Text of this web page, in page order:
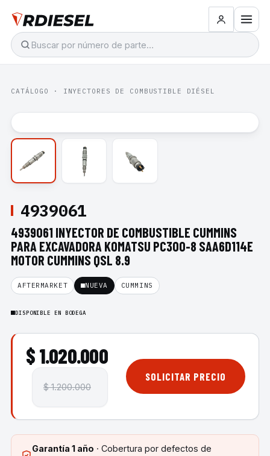
CATÁLOGO · INYECTORES DE COMBUSTIBLE DIÉSEL
4939061
4939061 INYECTOR DE COMBUSTIBLE CUMMINS
PARA EXCAVADORA KOMATSU PC300-8 SAA6D114E
MOTOR CUMMINS QSL 8.9
AFTERMARKET NUEVA CUMMINS
DISPONIBLE EN BODEGA
$ 1.020.000
$ 1.200.000
SOLICITAR PRECIO
Garantía 1 año · Cobertura por defectos de